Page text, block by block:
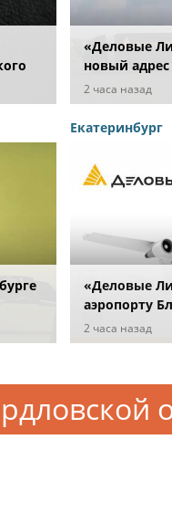
«Деловые
новый адрес
2 часа назад
Екатеринбург
«Деловые
аэропорту
2 часа назад